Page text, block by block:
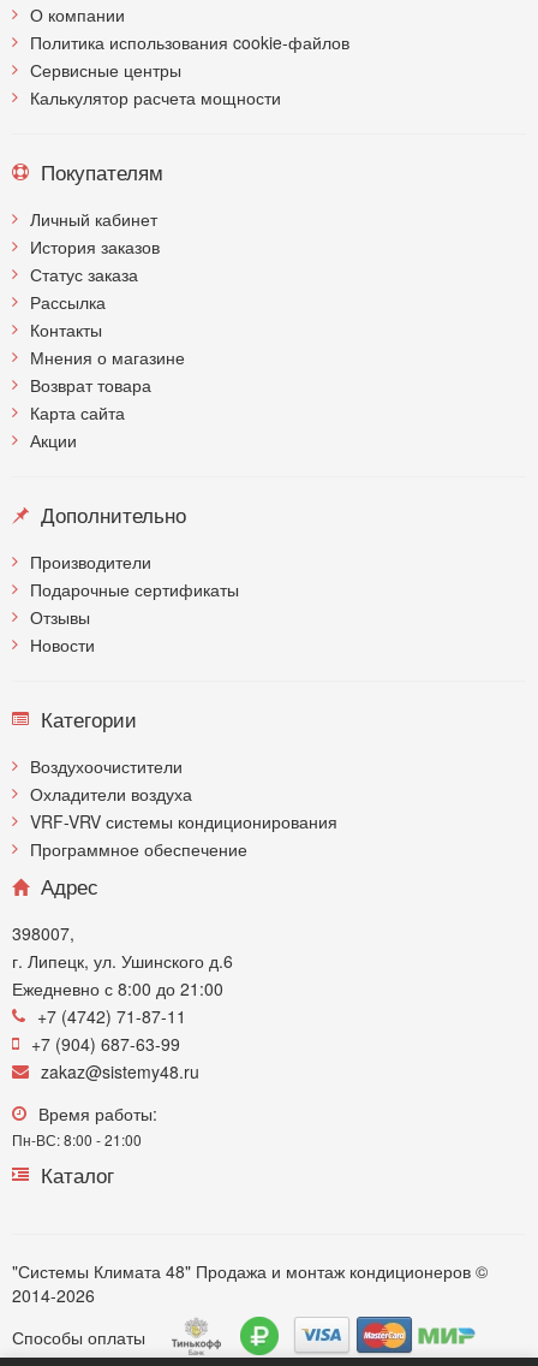
О компании
Политика использования cookie-файлов
Сервисные центры
Калькулятор расчета мощности
Покупателям
Личный кабинет
История заказов
Статус заказа
Рассылка
Контакты
Мнения о магазине
Возврат товара
Карта сайта
Акции
Дополнительно
Производители
Подарочные сертификаты
Отзывы
Новости
Категории
Воздухоочистители
Охладители воздуха
VRF-VRV системы кондиционирования
Программное обеспечение
Адрес
398007,
г. Липецк, ул. Ушинского д.6
Ежедневно с 8:00 до 21:00
+7 (4742) 71-87-11
+7 (904) 687-63-99
zakaz@sistemy48.ru
Время работы:
Пн-ВС: 8:00 - 21:00
Каталог
"Системы Климата 48" Продажа и монтаж кондиционеров ©
2014-2026
Способы оплаты